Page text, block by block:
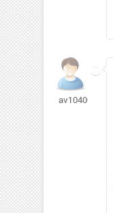
av104007